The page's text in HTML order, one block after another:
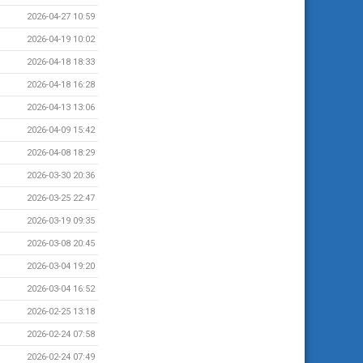
2026-04-27 10:59
2026-04-19 10:02
2026-04-18 18:33
2026-04-18 16:28
2026-04-13 13:06
2026-04-09 15:42
2026-04-08 18:29
2026-03-30 20:36
2026-03-25 22:47
2026-03-19 09:35
2026-03-08 20:45
2026-03-04 19:20
2026-03-04 16:52
2026-02-25 13:18
2026-02-24 07:58
2026-02-24 07:49